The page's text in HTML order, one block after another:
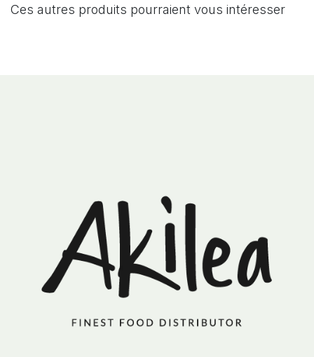
Ces autres produits pourraient vous intéresser